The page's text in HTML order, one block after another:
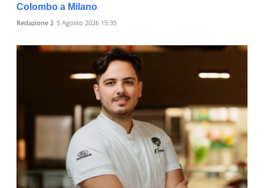
Colombo a Milano
Redazione 2 5 Agosto 2026 15:35